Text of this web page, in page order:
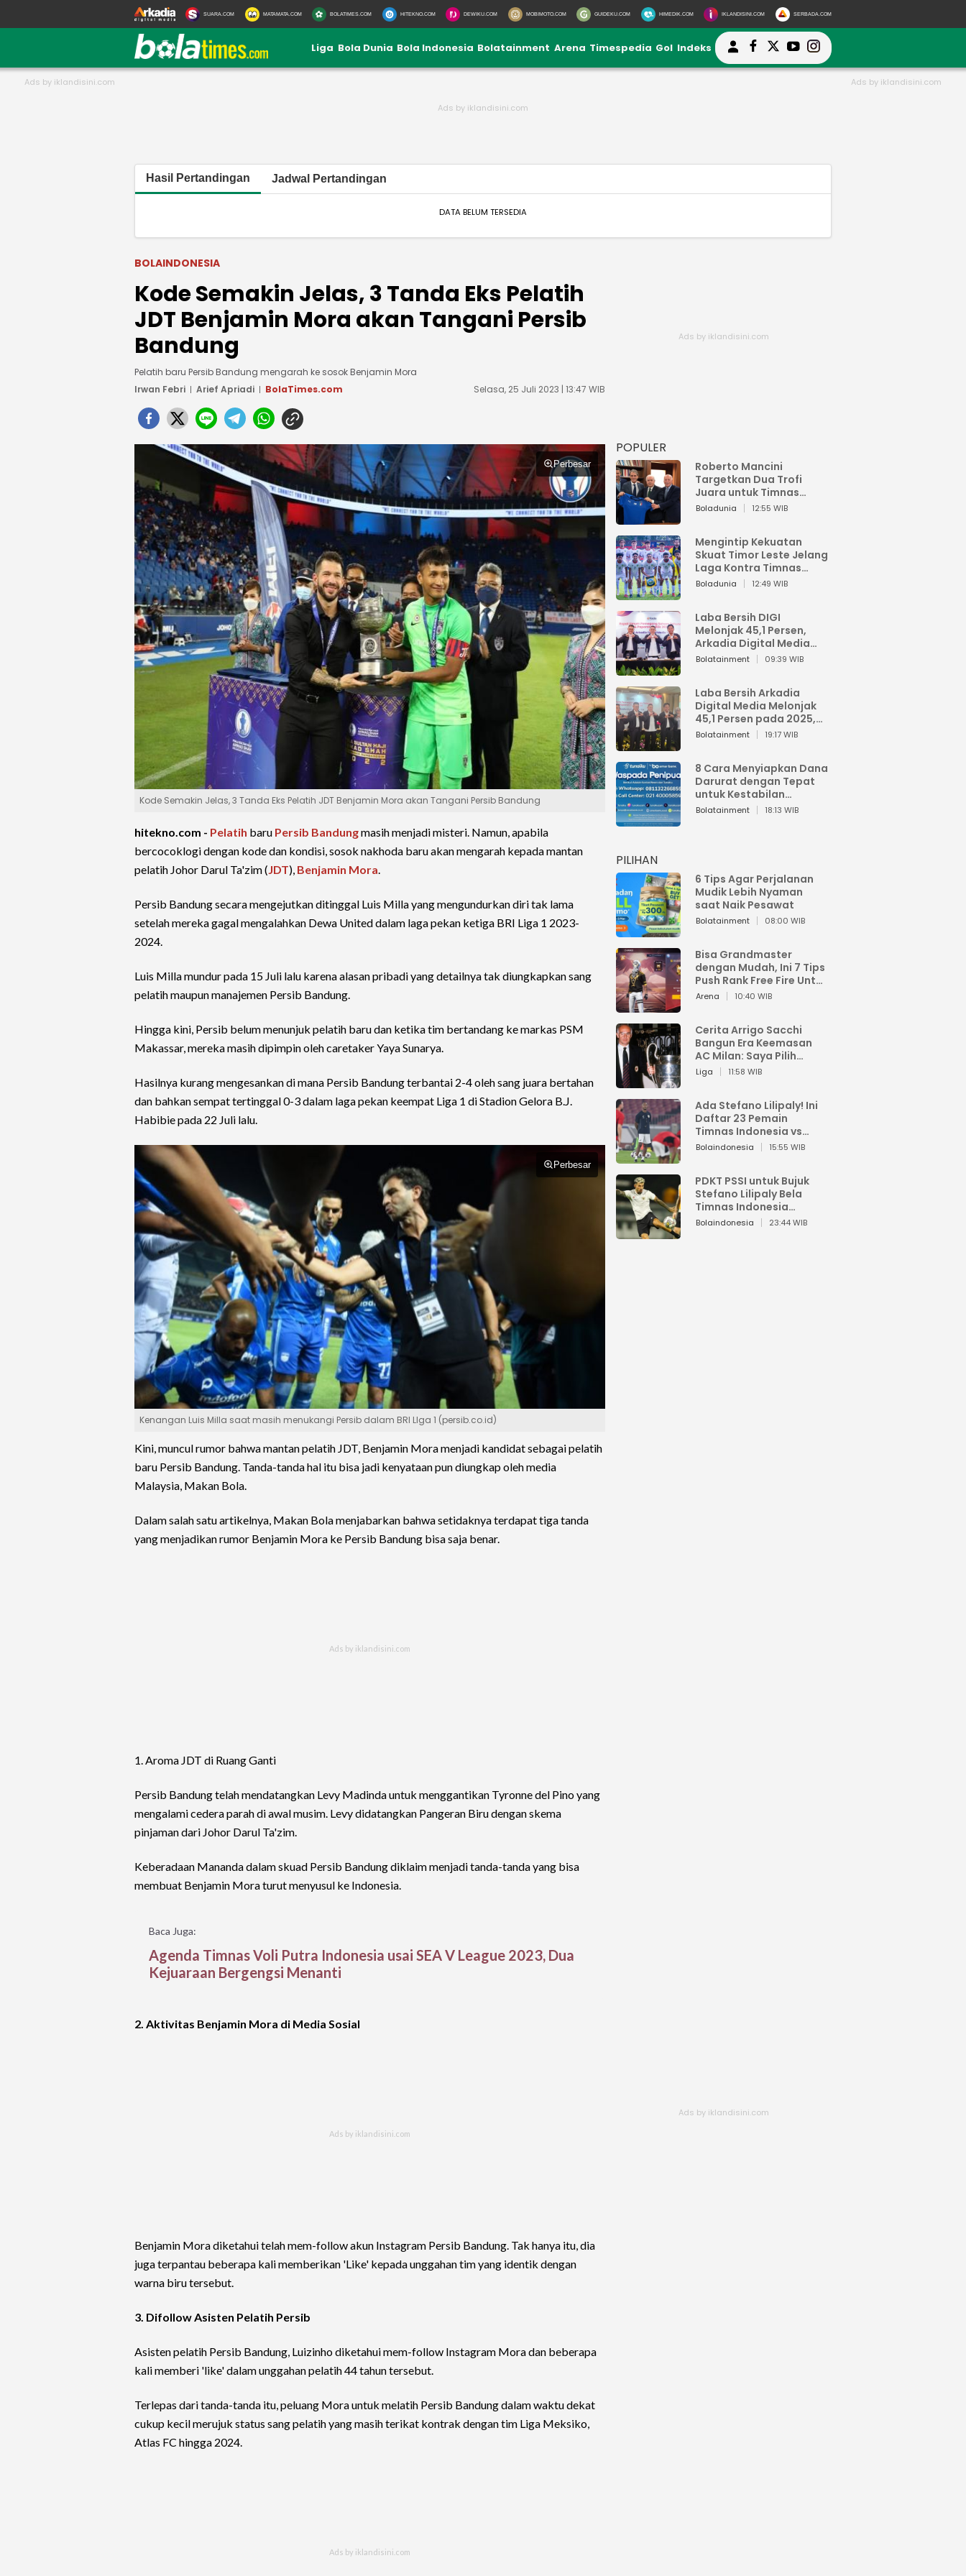
SUARA.COM MATAMATA.COM BOLATIMES.COM HITEKNO.COM DEWIKU.COM MOBIMOTO.COM GUIDEKU.COM HIMEDIK.COM IKLANDISINI.COM SERBADA.COM
Liga Bola Dunia Bola Indonesia Bolatainment Arena Timespedia Gol Indeks
Hasil Pertandingan Jadwal Pertandingan
DATA BELUM TERSEDIA
BOLAINDONESIA
Kode Semakin Jelas, 3 Tanda Eks Pelatih
JDT Benjamin Mora akan Tangani Persib
Bandung
Pelatih baru Persib Bandung mengarah ke sosok Benjamin Mora
Irwan Febri
Arief Apriadi BolaTimes.com Selasa, 25 Juli 2023 | 13:47 WIB
Perbesar
Kode Semakin Jelas, 3 Tanda Eks Pelatih JDT Benjamin Mora akan Tangani Persib Bandung
hitekno.com - Pelatih baru Persib Bandungmasih menjadi misteri. Namun, apabila
bercocoklogi dengan kode dan kondisi, sosok nakhoda baru akan mengarah kepada mantan
pelatih Johor Darul Ta'zim (JDT), Benjamin Mora.
Persib Bandung secara mengejutkan ditinggal Luis Milla yang mengundurkan diri tak lama
setelah mereka gagal mengalahkan Dewa United dalam laga pekan ketiga BRI Liga 1 2023-
2024.
Luis Milla mundur pada 15 Juli lalu karena alasan pribadi yang detailnya tak diungkapkan sang
pelatih maupun manajemen Persib Bandung.
Hingga kini, Persib belum menunjuk pelatih baru dan ketika tim bertandang ke markas PSM
Makassar, mereka masih dipimpin oleh caretaker Yaya Sunarya.
Hasilnya kurang mengesankan di mana Persib Bandung terbantai 2-4 oleh sang juara bertahan
dan bahkan sempat tertinggal 0-3 dalam laga pekan keempat Liga 1 di Stadion Gelora B.J.
Habibie pada 22 Juli lalu.
Perbesar
Kenangan Luis Milla saat masih menukangi Persib dalam BRI LIga 1 (persib.co.id)
Kini, muncul rumor bahwa mantan pelatih JDT, Benjamin Mora menjadi kandidat sebagai pelatih
baru Persib Bandung. Tanda-tanda hal itu bisa jadi kenyataan pun diungkap oleh media
Malaysia, Makan Bola.
Dalam salah satu artikelnya, Makan Bola menjabarkan bahwa setidaknya terdapat tiga tanda
yang menjadikan rumor Benjamin Mora ke Persib Bandung bisa saja benar.
1. Aroma JDT di Ruang Ganti
Persib Bandung telah mendatangkan Levy Madinda untuk menggantikan Tyronne del Pino yang
mengalami cedera parah di awal musim. Levy didatangkan Pangeran Biru dengan skema
pinjaman dari Johor Darul Ta'zim.
Keberadaan Mananda dalam skuad Persib Bandung diklaim menjadi tanda-tanda yang bisa
membuat Benjamin Mora turut menyusul ke Indonesia.
Baca Juga:
Agenda Timnas Voli Putra Indonesia usai SEA V League 2023, Dua
Kejuaraan Bergengsi Menanti
2. Aktivitas Benjamin Mora di Media Sosial
Benjamin Mora diketahui telah mem-follow akun Instagram Persib Bandung. Tak hanya itu, dia
juga terpantau beberapa kali memberikan 'Like' kepada unggahan tim yang identik dengan
warna biru tersebut.
3. Difollow Asisten Pelatih Persib
Asisten pelatih Persib Bandung, Luizinho diketahui mem-follow Instagram Mora dan beberapa
kali memberi 'like' dalam unggahan pelatih 44 tahun tersebut.
Terlepas dari tanda-tanda itu, peluang Mora untuk melatih Persib Bandung dalam waktu dekat
cukup kecil merujuk status sang pelatih yang masih terikat kontrak dengan tim Liga Meksiko,
Atlas FC hingga 2024.
POPULER
Roberto Mancini
Targetkan Dua Trofi
Juara untuk Timnas
Italia
Boladunia 12:55 WIB
Mengintip Kekuatan
Skuat Timor Leste Jelang
Laga Kontra Timnas
Indonesia di Piala AFF
Boladunia 12:49 WIB
Laba Bersih DIGI
Melonjak 45,1 Persen,
Arkadia Digital Media
Perkuat Bisnis AI dan
Bolatainment 09:39 WIB
Laba Bersih Arkadia
Digital Media Melonjak
45,1 Persen pada 2025,
Sentuh Rp1,76 Miliar
Bolatainment 19:17 WIB
8 Cara Menyiapkan Dana
Darurat dengan Tepat
untuk Kestabilan
Keuangan
Bolatainment 18:13 WIB
PILIHAN
6 Tips Agar Perjalanan
Mudik Lebih Nyaman
saat Naik Pesawat
Bolatainment 08:00 WIB
Bisa Grandmaster
dengan Mudah, Ini 7 Tips
Push Rank Free Fire Untuk
Pemula
Arena 10:40 WIB
Cerita Arrigo Sacchi
Bangun Era Keemasan
AC Milan: Saya Pilih
Pemain dari Isi Otaknya
Liga 11:58 WIB
Ada Stefano Lilipaly! Ini
Daftar 23 Pemain
Timnas Indonesia vs
China
Bolaindonesia 15:55 WIB
PDKT PSSI untuk Bujuk
Stefano Lilipaly Bela
Timnas Indonesia
Berakhir Berantakan
Bolaindonesia 23:44 WIB